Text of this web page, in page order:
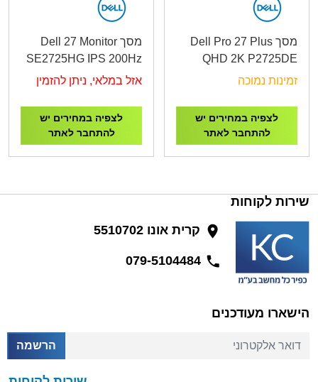
מסך Dell Pro 27 Plus
QHD 2K P2725DE
USB-C Hub HDMI, DP,
זמינות נמוכה
לצפיה במחירים יש
להתחבר לאתר
מסך Dell 27 Monitor
SE2725HG IPS 200Hz
GAMING
אזל במלאי, ניתן להזמין
לצפיה במחירים יש
להתחבר לאתר
שירות לקוחות
קרית אונו 5510702
הישארו מעודכנים
דואר אלקטרוני הרשמה